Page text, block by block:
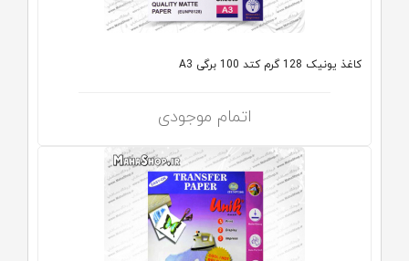
کاغذ یونیک 128 گرم کتد 100 برگی A3
اتمام موجودی